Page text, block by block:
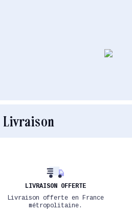
Livraison
LIVRAISON OFFERTE
Livraison offerte en France
métropolitaine.